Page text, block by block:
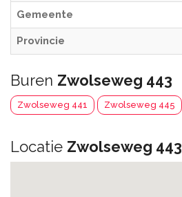
Gemeente
Provincie
Buren Zwolseweg 443
Zwolseweg 441 Zwolseweg 445
Locatie Zwolseweg 443